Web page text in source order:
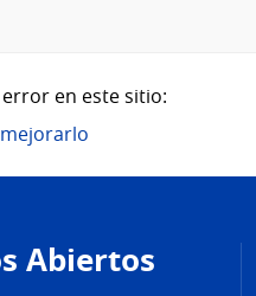
en este sitio:
Abiertos